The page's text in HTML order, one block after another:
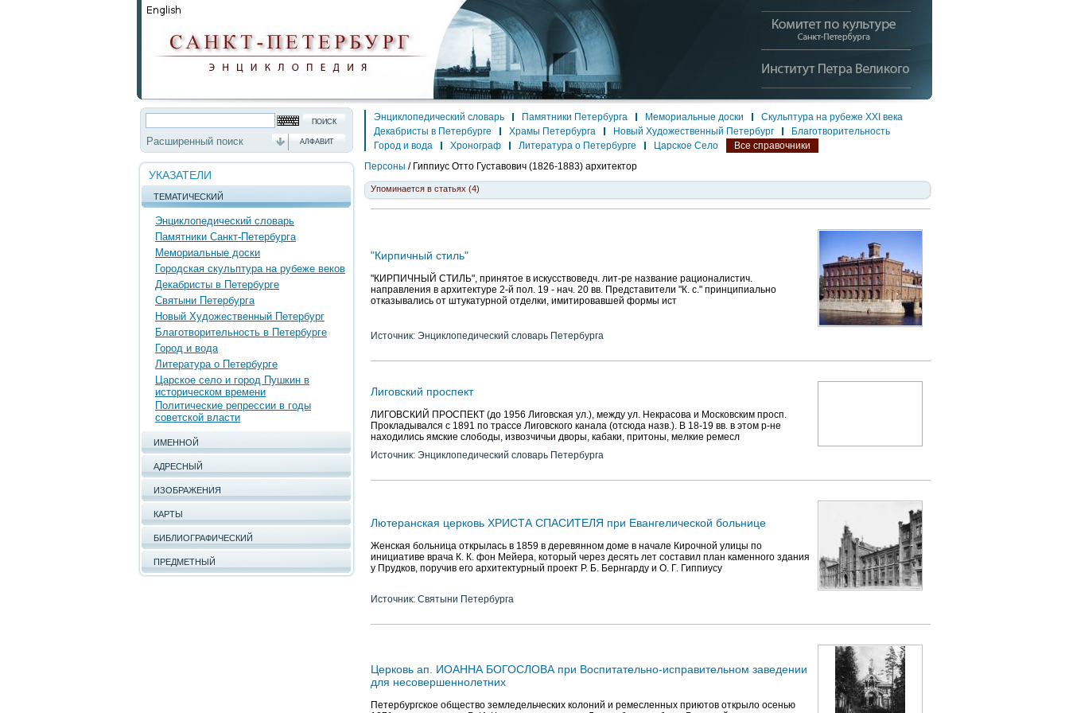
Расширенный поиск АЛФАВИТ
УКАЗАТЕЛИ
ТЕМАТИЧЕСКИЙ
Энциклопедический словарь
Памятники Санкт-Петербурга
Мемориальные доски
Городская скульптура на рубеже веков
Декабристы в Петербурге
Святыни Петербурга
Новый Художественный Петербург
Благотворительность в Петербурге
Город и вода
Литература о Петербурге
Царское село и город Пушкин в
историческом времени
Политические репрессии в годы
советской власти
ИМЕННОЙ
АДРЕСНЫЙ
ИЗОБРАЖЕНИЯ
КАРТЫ
БИБЛИОГРАФИЧЕСКИЙ
ПРЕДМЕТНЫЙ
Энциклопедический словарь Памятники Петербурга Мемориальные доски
Скульптура на рубеже XXI века
Декабристы в Петербурге
Храмы Петербурга Новый Художественный Петербург
Благотворительность
Город и вода
Хронограф Литература о Петербурге Царское Село
Все справочники
Персоны / Гиппиус Отто Густавович (1826-1883) архитектор
Упоминается в статьях (4)
"Кирпичный стиль"
"КИРПИЧНЫЙ СТИЛЬ", принятое в искусствоведч. лит-ре название рационалистич.
направления в архитектуре 2-й пол. 19 - нач. 20 вв. Представители "К. с." принципиально
отказывались от штукатурной отделки, имитировавшей формы ист
Источник: Энциклопедический словарь Петербурга
Лиговский проспект
ЛИГОВСКИЙ ПРОСПЕКТ (до 1956 Лиговская ул.), между ул. Некрасова и Московским просп.
Прокладывался с 1891 по трассе Лиговского канала (отсюда назв.). В 18-19 вв. в этом р-не
находились ямские слободы, извозчичьи дворы, кабаки, притоны, мелкие ремесл
Источник: Энциклопедический словарь Петербурга
Лютеранская церковь ХРИСТА СПАСИТЕЛЯ при Евангелической больнице
Женская больница открылась в 1859 в деревянном доме в начале Кирочной улицы по
инициативе врача К. К. фон Мейера, который через десять лет составил план каменного здания
у Прудков, поручив его архитектурный проект Р. Б. Бернгарду и О. Г. Гиппиусу
Источник: Святыни Петербурга
Церковь ап. ИОАННА БОГОСЛОВА при Воспитательно-исправительном заведении
для несовершеннолетних
Петербургское общество земледельческих колоний и ремесленных приютов открыло осенью